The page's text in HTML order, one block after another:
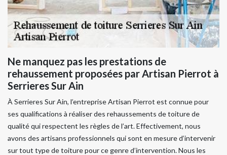
Ne manquez pas les prestations de
rehaussement proposées par Artisan Pierrot à
Serrieres Sur Ain
À Serrieres Sur Ain, l’entreprise Artisan Pierrot est connue pour
ses qualifications à réaliser des rehaussements de toiture de
qualité qui respectent les règles de l’art. Effectivement, nous
avons des artisans professionnels qui sont en mesure d’intervenir
sur tout type de toiture pour ce genre d’intervention. Nous les